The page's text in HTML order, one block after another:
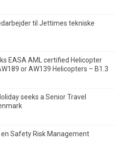
til Jettimes tekniske
EASA AML certified Helicopter
or AW139 Helicopters – B1.3
seeks a Senior Travel
en Safety Risk Management